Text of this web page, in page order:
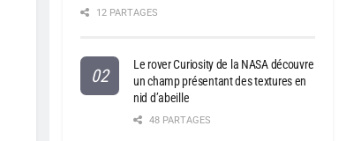
12 PARTAGES
Le rover Curiosity de la NASA découvre
un champ présentant des textures en
nid d’abeille
48 PARTAGES